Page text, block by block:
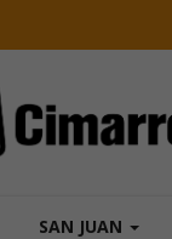
SAN JUAN